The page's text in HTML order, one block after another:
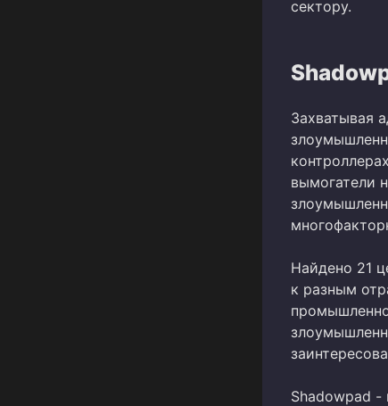
сектору.
Захватывая
вымогатели
Найдено 21
к разным
Shadowpad -